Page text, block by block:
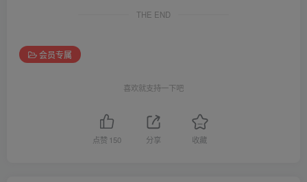
THE END
会员专属
喜欢就支持一下吧
点赞 150 分享 收藏